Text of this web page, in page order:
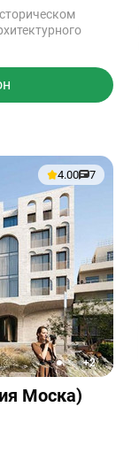
4.00 7
12345+2
Моска)